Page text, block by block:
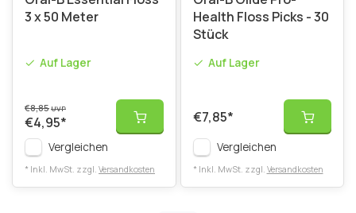
3 x 50 Meter
Auf Lager
€8,85UVP
€4,95*
Vergleichen
* Inkl. MwSt. zzgl. Versandkosten
Health Floss Picks - 30
Stück
Auf Lager
€7,85*
Vergleichen
* Inkl. MwSt. zzgl. Versandkosten